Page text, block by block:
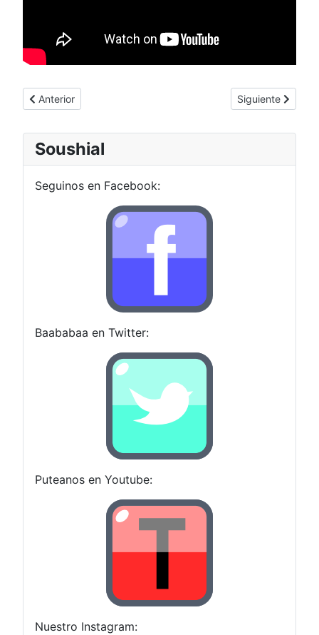
Artículo anterior: Un nuevo Strider en camino
Anterior Artículo
Siguiente
Soushial
Seguinos en Facebook:
Baababaa en Twitter:
Puteanos en Youtube:
Nuestro Instagram: